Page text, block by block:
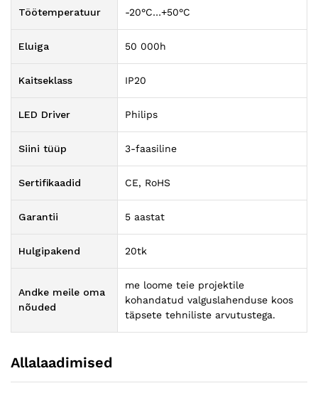
Töötemperatuur -20°C…+50°C
Eluiga 50 000h
Kaitseklass IP20
LED Driver Philips
Siini tüüp 3-faasiline
Sertifikaadid CE, RoHS
Garantii 5 aastat
Hulgipakend 20tk
Andke meile oma
nõuded
me loome teie projektile
kohandatud valguslahenduse koos
täpsete tehniliste arvutustega.
Allalaadimised